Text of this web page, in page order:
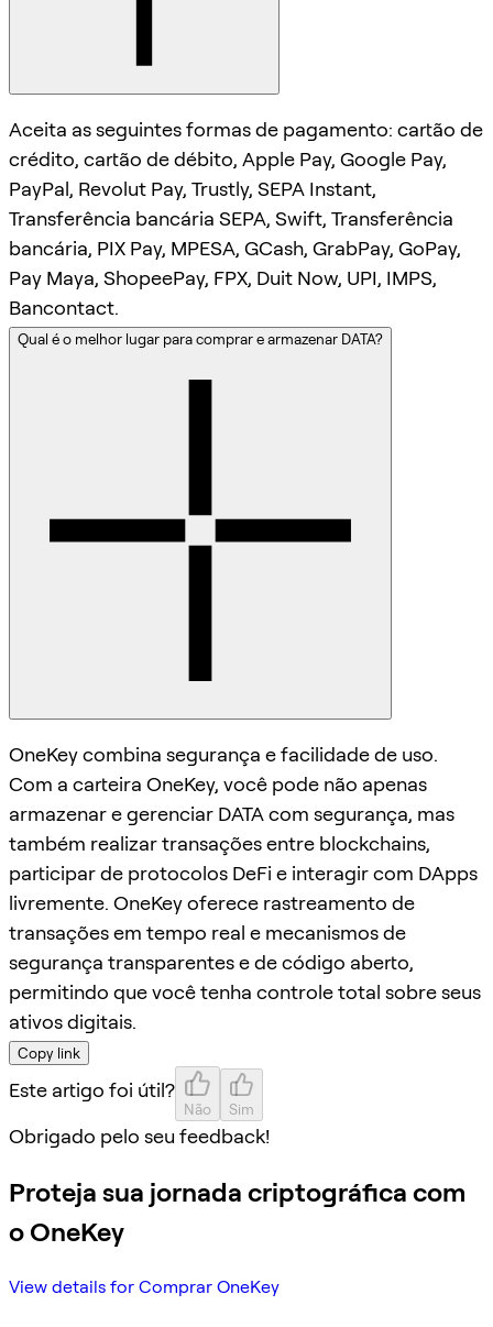
Aceita as seguintes formas de pagamento: cartão de
crédito, cartão de débito, Apple Pay, Google Pay,
PayPal, Revolut Pay, Trustly, SEPA Instant,
Transferência bancária SEPA, Swift, Transferência
bancária, PIX Pay, MPESA, GCash, GrabPay, GoPay,
Pay Maya, ShopeePay, FPX, Duit Now, UPI, IMPS,
Bancontact.
Qual é o melhor lugar para comprar e armazenar DATA?
OneKey combina segurança e facilidade de uso.
Com a carteira OneKey, você pode não apenas
armazenar e gerenciar DATA com segurança, mas
também realizar transações entre blockchains,
participar de protocolos DeFi e interagir com DApps
livremente. OneKey oferece rastreamento de
transações em tempo real e mecanismos de
segurança transparentes e de código aberto,
permitindo que você tenha controle total sobre seus
ativos digitais.
Copy link
Este artigo foi útil?
Não Sim
Obrigado pelo seu feedback!
Proteja sua jornada criptográfica com
o OneKey
View details for Comprar OneKey